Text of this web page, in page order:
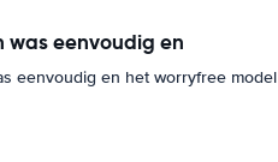
was eenvoudig en
eenvoudig en het worryfree model